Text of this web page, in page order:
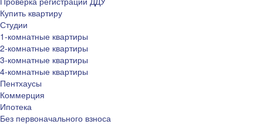
Купить квартиру
Студии
1-комнатные квартиры
2-комнатные квартиры
3-комнатные квартиры
4-комнатные квартиры
Пентхаусы
Коммерция
Ипотека
Без первоначального взноса